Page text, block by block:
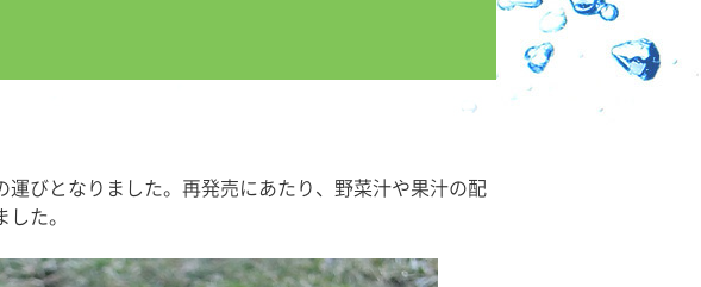
びとなりました。再発売にあたり、野菜汁や果汁の配
た。